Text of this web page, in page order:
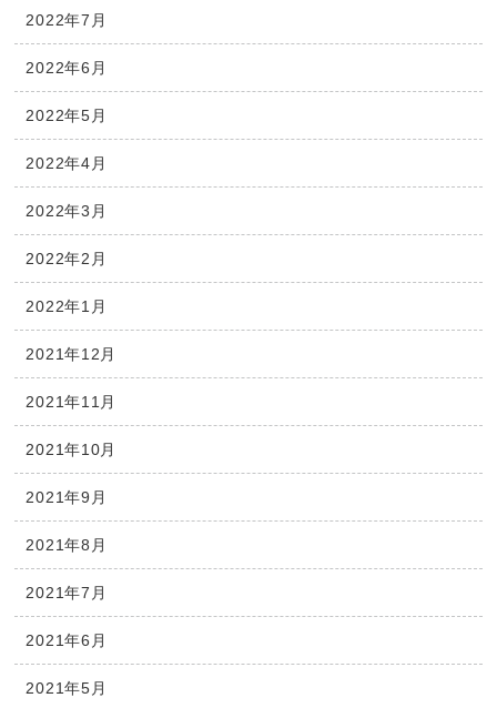
2022年7月
2022年6月
2022年5月
2022年4月
2022年3月
2022年2月
2022年1月
2021年12月
2021年11月
2021年10月
2021年9月
2021年8月
2021年7月
2021年6月
2021年5月